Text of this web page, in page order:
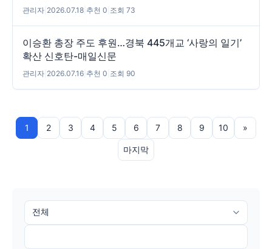
관리자 2026.07.18 추천 0 조회 73
이승환 총장 주도 후원…경북 445개교 ‘사랑의 일기’
확산 신호탄-매일신문
관리자 2026.07.16 추천 0 조회 90
1 2 3 4 5 6 7 8 9 10 »
마지막